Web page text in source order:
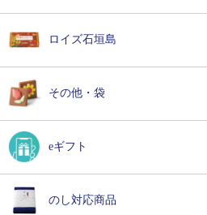
ロイズ石垣島
その他・袋
eギフト
のし対応商品